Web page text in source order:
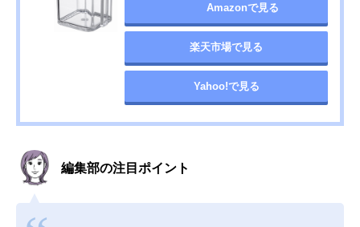
Amazonで見る
楽天市場で見る
Yahoo!で見る
編集部の注目ポイント